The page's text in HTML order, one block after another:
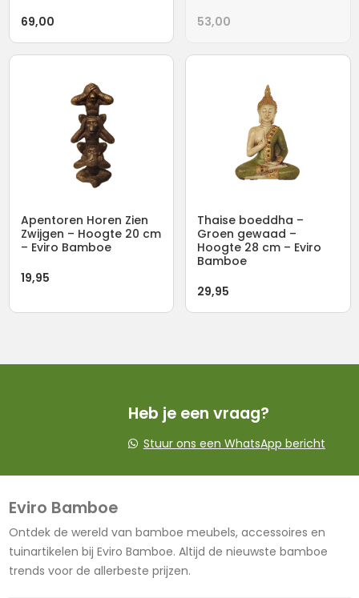
69,00
53,00
Apentoren Horen Zien
Zwijgen – Hoogte 20 cm
– Eviro Bamboe
19,95
Thaise boeddha –
Groen gewaad –
Hoogte 28 cm – Eviro
Bamboe
29,95
Heb je een vraag?
Stuur ons een WhatsApp bericht
Eviro Bamboe
Ontdek de wereld van bamboe meubels, accessoires en
tuinartikelen bij Eviro Bamboe. Altijd de nieuwste bamboe
trends voor de allerbeste prijzen.